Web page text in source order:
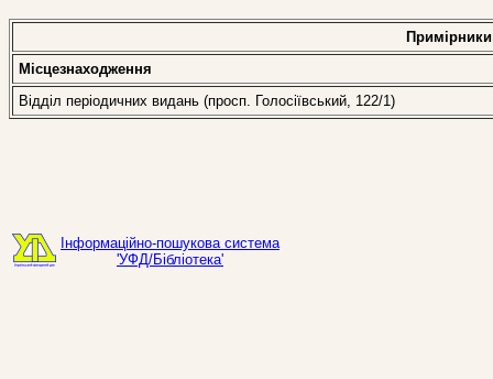
Примірники
Місцезнаходження
Відділ періодичних видань (просп. Голосіївський, 122/1)
Інформаційно-пошукова система
'УФД/Бібліотека'